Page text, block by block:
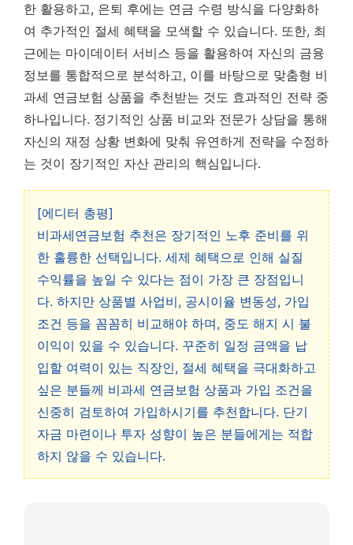
한 활용하고, 은퇴 후에는 연금 수령 방식을 다양화하
여 추가적인 절세 혜택을 모색할 수 있습니다. 또한, 최
근에는 마이데이터 서비스 등을 활용하여 자신의 금융
정보를 통합적으로 분석하고, 이를 바탕으로 맞춤형 비
과세 연금보험 상품을 추천받는 것도 효과적인 전략 중
하나입니다. 정기적인 상품 비교와 전문가 상담을 통해
자신의 재정 상황 변화에 맞춰 유연하게 전략을 수정하
는 것이 장기적인 자산 관리의 핵심입니다.
[에디터 총평]
비과세연금보험 추천은 장기적인 노후 준비를 위
한 훌륭한 선택입니다. 세제 혜택으로 인해 실질
수익률을 높일 수 있다는 점이 가장 큰 장점입니
다. 하지만 상품별 사업비, 공시이율 변동성, 가입
조건 등을 꼼꼼히 비교해야 하며, 중도 해지 시 불
이익이 있을 수 있습니다. 꾸준히 일정 금액을 납
입할 여력이 있는 직장인, 절세 혜택을 극대화하고
싶은 분들께 비과세 연금보험 상품과 가입 조건을
신중히 검토하여 가입하시기를 추천합니다. 단기
자금 마련이나 투자 성향이 높은 분들에게는 적합
하지 않을 수 있습니다.